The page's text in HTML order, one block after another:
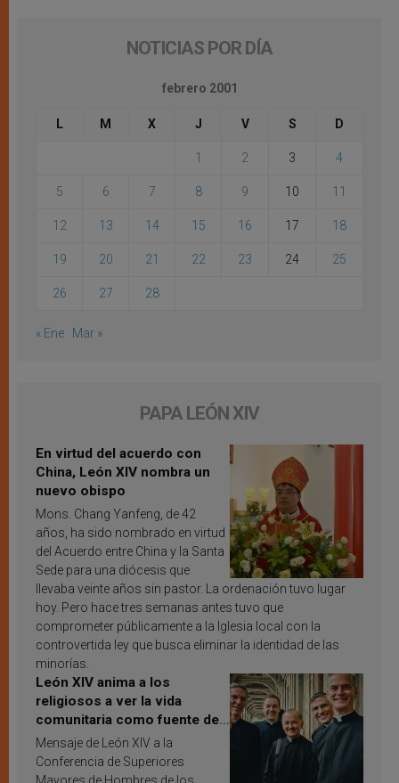
NOTICIAS POR DÍA
febrero 2001
L M X J V S D
1 2 3 4
5 6 7 8 9 10 11
12 13 14 15 16 17 18
19 20 21 22 23 24 25
26 27 28
« Ene Mar »
PAPA LEÓN XIV
En virtud del acuerdo con
China, León XIV nombra un
nuevo obispo
Mons. Chang Yanfeng, de 42
años, ha sido nombrado en virtud
del Acuerdo entre China y la Santa
Sede para una diócesis que
llevaba veinte años sin pastor. La ordenación tuvo lugar
hoy. Pero hace tres semanas antes tuvo que
comprometer públicamente a la Iglesia local con la
controvertida ley que busca eliminar la identidad de las
minorías.
León XIV anima a los
religiosos a ver la vida
comunitaria como fuente de
inspiración y santificación
Mensaje de León XIV a la
Conferencia de Superiores